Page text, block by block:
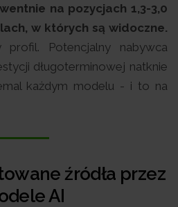
na pozycjach 1,3-3,0
w których są widoczne.
Potencjalny nabywca
długoterminowej natknie
każdym modelu - i to na
źródła przez
AI